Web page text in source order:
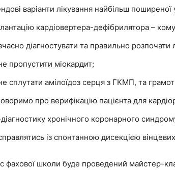
варіанти лікування найбільш поширеної
кардіовертера-дефібрилятора –
діагностувати та правильно
пропустити міокардит;
сплутати амілоїдоз серця з ГКМП, та
про верифікацію пацієнта для
хронічного коронарного
із спонтанною дисекцією
фахової школи буде проведений майстер-